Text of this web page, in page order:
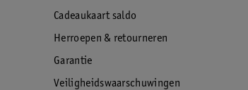
Cadeaukaart saldo
Herroepen & retourneren
Garantie
Veiligheidswaarschuwingen